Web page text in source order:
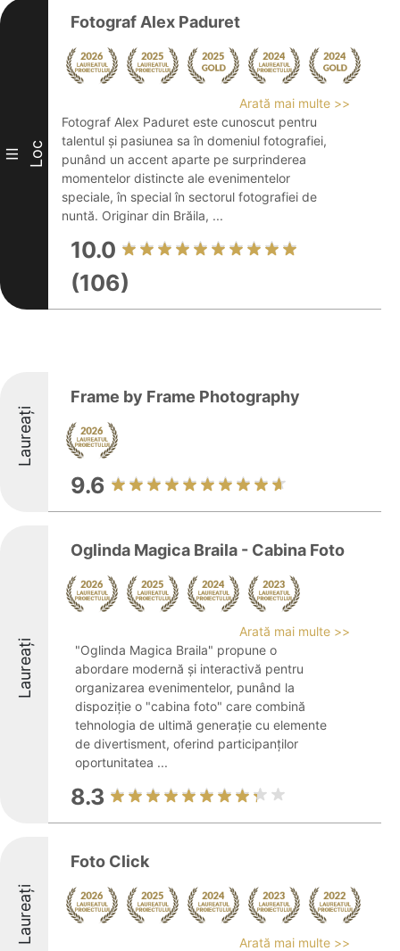
III Loc
Fotograf Alex Paduret
Arată mai multe >>
Fotograf Alex Paduret este cunoscut pentru
talentul și pasiunea sa în domeniul fotografiei,
punând un accent aparte pe surprinderea
momentelor distincte ale evenimentelor
speciale, în special în sectorul fotografiei de
nuntă. Originar din Brăila, ...
10.0
(106)
Laureați
Frame by Frame Photography
9.6
Laureați
Oglinda Magica Braila - Cabina Foto
Arată mai multe >>
"Oglinda Magica Braila" propune o
abordare modernă și interactivă pentru
organizarea evenimentelor, punând la
dispoziție o "cabina foto" care combină
tehnologia de ultimă generație cu elemente
de divertisment, oferind participanților
oportunitatea ...
8.3
Laureați
Foto Click
Arată mai multe >>